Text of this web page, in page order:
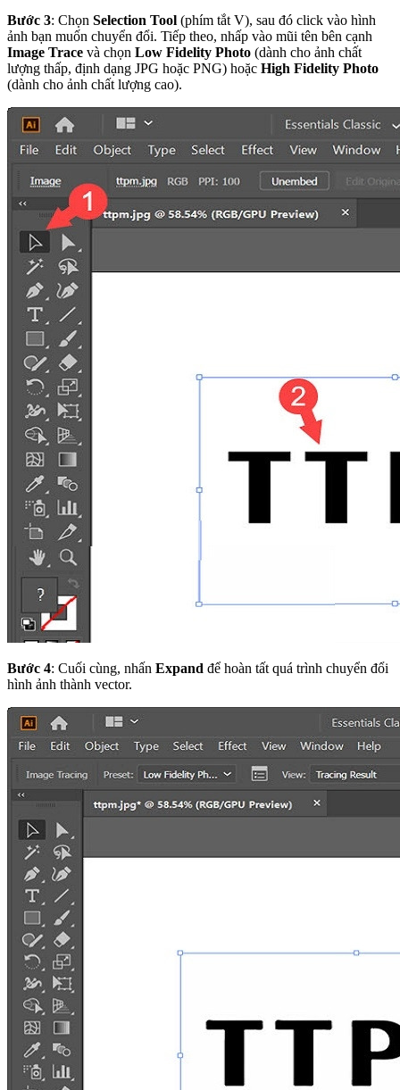
Bước 3: Chọn Selection Tool (phím tắt V), sau đó click vào hình
ảnh bạn muốn chuyển đổi. Tiếp theo, nhấp vào mũi tên bên cạnh
Image Trace và chọn Low Fidelity Photo (dành cho ảnh chất
lượng thấp, định dạng JPG hoặc PNG) hoặc High Fidelity Photo
(dành cho ảnh chất lượng cao).
Bước 4: Cuối cùng, nhấn Expand để hoàn tất quá trình chuyển đổi
hình ảnh thành vector.